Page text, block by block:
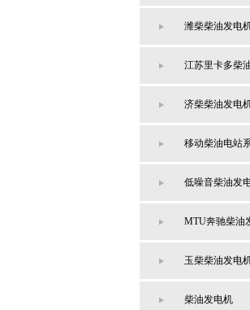
潍柴柴油发电
江苏里卡多柴
济柴柴油发电
移动柴油电站
低噪音柴油发
MTU奔驰柴油
玉柴柴油发电
柴油发电机